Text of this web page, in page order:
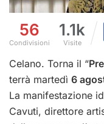
56
Condivisioni
1.1k
Visite
Celano. Torna il “
terrà martedì 6
La manifestazione
Cavuti, direttore